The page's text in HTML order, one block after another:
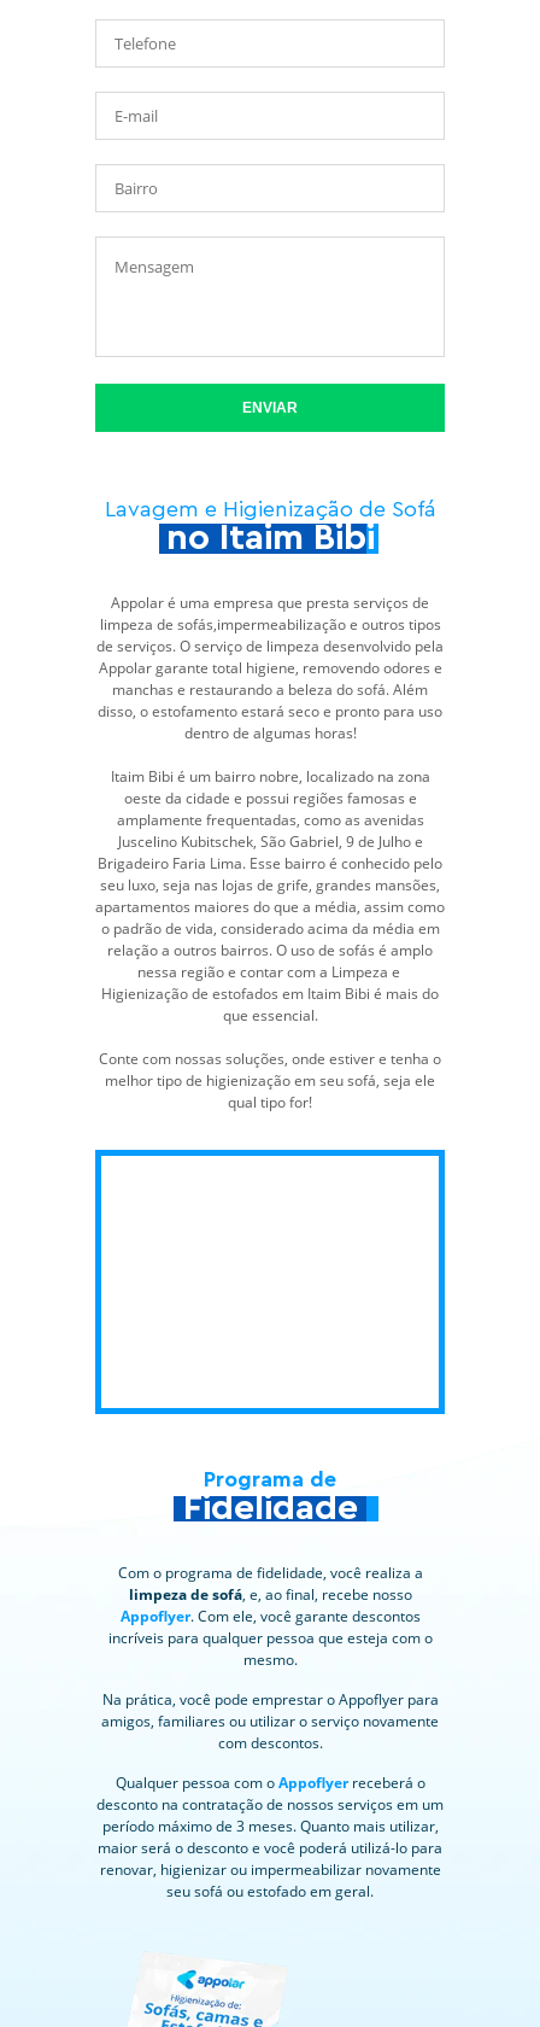
ENVIAR
Lavagem e Higienização de Sofá
no Itaim Bibi
Appolar é uma empresa que presta serviços de
limpeza de sofás,impermeabilização e outros tipos
de serviços. O serviço de limpeza desenvolvido pela
Appolar garante total higiene, removendo odores e
manchas e restaurando a beleza do sofá. Além
disso, o estofamento estará seco e pronto para uso
dentro de algumas horas!
Itaim Bibi é um bairro nobre, localizado na zona
oeste da cidade e possui regiões famosas e
amplamente frequentadas, como as avenidas
Juscelino Kubitschek, São Gabriel, 9 de Julho e
Brigadeiro Faria Lima. Esse bairro é conhecido pelo
seu luxo, seja nas lojas de grife, grandes mansões,
apartamentos maiores do que a média, assim como
o padrão de vida, considerado acima da média em
relação a outros bairros. O uso de sofás é amplo
nessa região e contar com a Limpeza e
Higienização de estofados em Itaim Bibi é mais do
que essencial.
Conte com nossas soluções, onde estiver e tenha o
melhor tipo de higienização em seu sofá, seja ele
qual tipo for!
Programa de
Fidelidade
Com o programa de fidelidade, você realiza a
limpeza de sofá, e, ao final, recebe nosso
Appoflyer. Com ele, você garante descontos
incríveis para qualquer pessoa que esteja com o
mesmo.
Na prática, você pode emprestar o Appoflyer para
amigos, familiares ou utilizar o serviço novamente
com descontos.
Qualquer pessoa com oAppoflyerreceberá o
desconto na contratação de nossos serviços em um
período máximo de 3 meses. Quanto mais utilizar,
maior será o desconto e você poderá utilizá-lo para
renovar, higienizar ou impermeabilizar novamente
seu sofá ou estofado em geral.